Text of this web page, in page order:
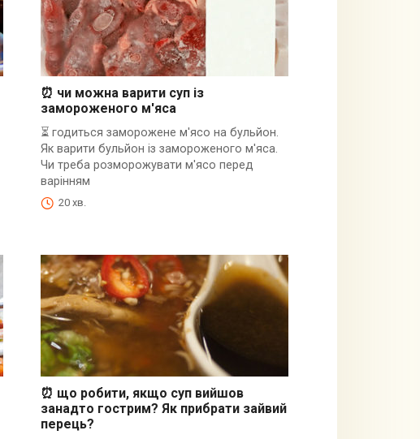
⏰ чи можна варити суп із
замороженого м'яса
⏳ годиться заморожене м'ясо на бульйон.
Як варити бульйон із замороженого м'яса.
Чи треба розморожувати м'ясо перед
варінням
20 хв.
⏰ що робити, якщо суп вийшов
занадто гострим? Як прибрати зайвий
перець?